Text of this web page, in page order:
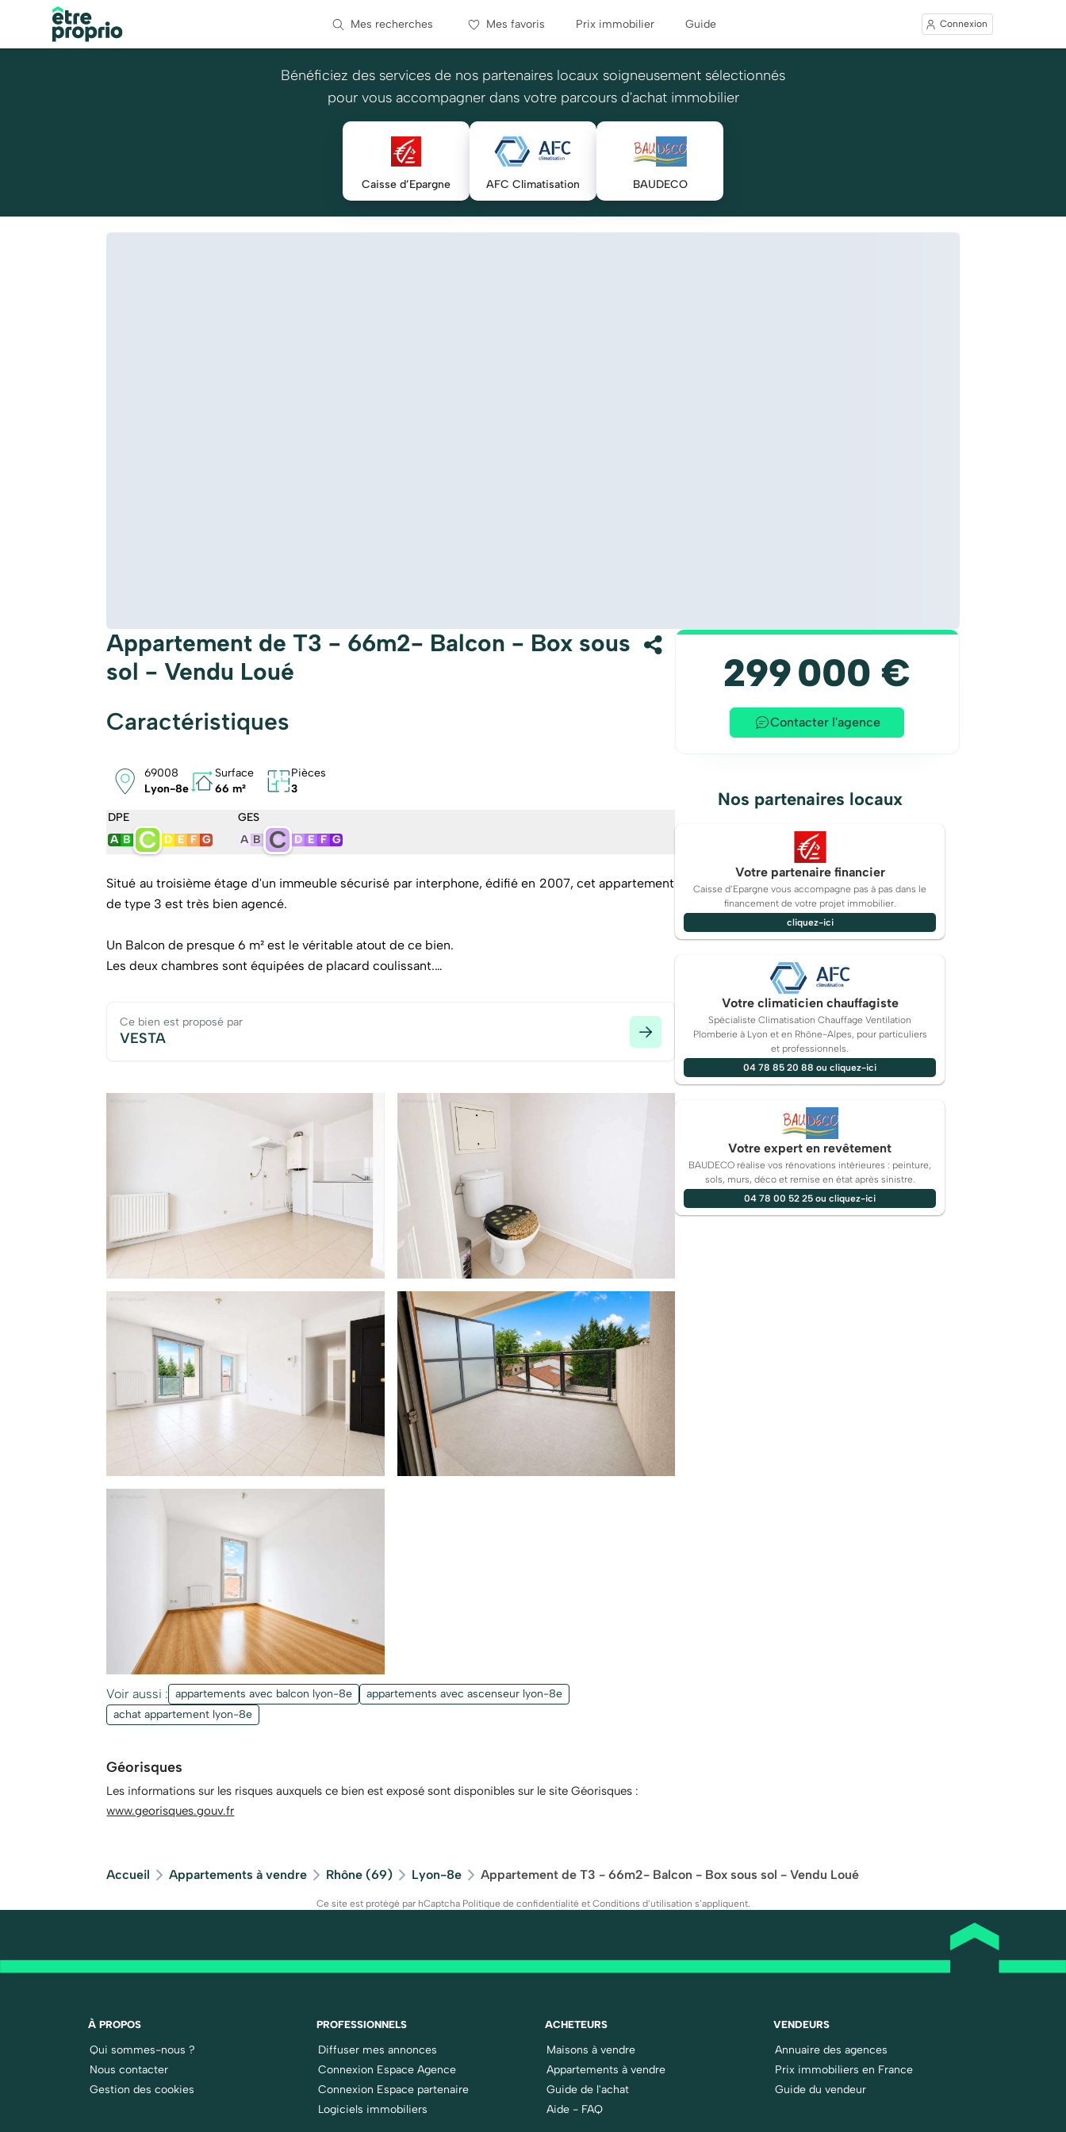
Mes recherches Mes favoris Prix immobilier Guide Connexion
Bénéficiez des services de nos partenaires locaux soigneusement sélectionnés
pour vous accompagner dans votre parcours d'achat immobilier
Caisse d’Epargne AFC Climatisation BAUDECO
Appartement de T3 - 66m2- Balcon - Box sous
sol - Vendu Loué
Caractéristiques
69008
Lyon-8e
Surface
66 m²
Pièces
3
DPE
A B C D E F G
GES
A B C D E F G
Situé au troisième étage d'un immeuble sécurisé par interphone, édifié en 2007, cet appartement
de type 3 est très bien agencé.
Un Balcon de presque 6 m² est le véritable atout de ce bien.
Les deux chambres sont équipées de placard coulissant.
La présence d'un ascenseur à code dans l'immeuble vous assure un confort supplémentaire au
Vous pourrez accéder à votre appartement en toute simplicité, sans avoir à vous soucier des
Idéalement, situé dans un secteur dynamique ou bénéficier de tous les commerces des
transports en commun des écoles et des espaces Approximité pour un quotidien facile et
agréable.
Vous êtes également proche des accès autoroutiers.
Ne manquait pas cette opportunité exceptionnelle de devenir propriétaire de ce véritable cocon,
modernes à Lyon.
Caractéristiques techniques
- Taxe foncière : 1020 €
- Charges de copropriété : 130 €/mois
- DPE : C
Mentions légales :
Les informations présentées dans cette annonce ont été rassemblées avec soin par Zefir à partir
des éléments disponibles au moment de sa rédaction. Elles sont communiquées à titre indicatif et
administratives qui accompagnent habituellement une transaction immobilière, notamment en
matière d'urbanisme ou de servitudes. Pour connaître les informations officielles relatives aux
risques naturels, miniers ou technologiques, nous vous invitons à consulter le service Géorisques.
Zefir a pour ambition de vous accompagner avec transparence et rigueur tout au long de votre
projet d'achat. Pour toute question, contactez Zefir au [Coordonnées masquées].
Ce bien est proposé par
VESTA
Voir aussi : appartements avec balcon lyon-8e
appartements avec ascenseur lyon-8e
achat appartement lyon-8e
Géorisques
Les informations sur les risques auxquels ce bien est exposé sont disponibles sur le site Géorisques :
www.georisques.gouv.fr
299 000 €
Contacter l'agence
Nos partenaires locaux
Votre partenaire financier
Caisse d’Epargne vous accompagne pas à pas dans le
financement de votre projet immobilier.
cliquez-ici
Votre climaticien chauffagiste
Spécialiste Climatisation Chauffage Ventilation
Plomberie à Lyon et en Rhône-Alpes, pour particuliers
et professionnels.
04 78 85 20 88 ou cliquez-ici
Votre expert en revêtement
BAUDECO réalise vos rénovations intérieures : peinture,
sols, murs, déco et remise en état après sinistre.
04 78 00 52 25 ou cliquez-ici
Accueil Appartements à vendre Rhône (69) Lyon-8e Appartement de T3 - 66m2- Balcon - Box sous sol - Vendu Loué
Ce site est protégé par hCaptcha Politique de confidentialitéet Conditions d’utilisation s’appliquent.
À PROPOS
Qui sommes-nous ?
Nous contacter
Gestion des cookies
PROFESSIONNELS
Diffuser mes annonces
Connexion Espace Agence
Connexion Espace partenaire
Logiciels immobiliers
ACHETEURS
Maisons à vendre
Appartements à vendre
Guide de l'achat
Aide - FAQ
VENDEURS
Annuaire des agences
Prix immobiliers en France
Guide du vendeur